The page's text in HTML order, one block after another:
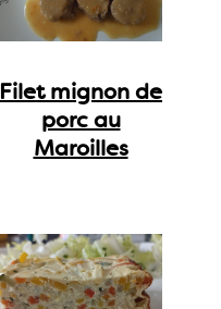
Filet mignon de
porc au
Maroilles